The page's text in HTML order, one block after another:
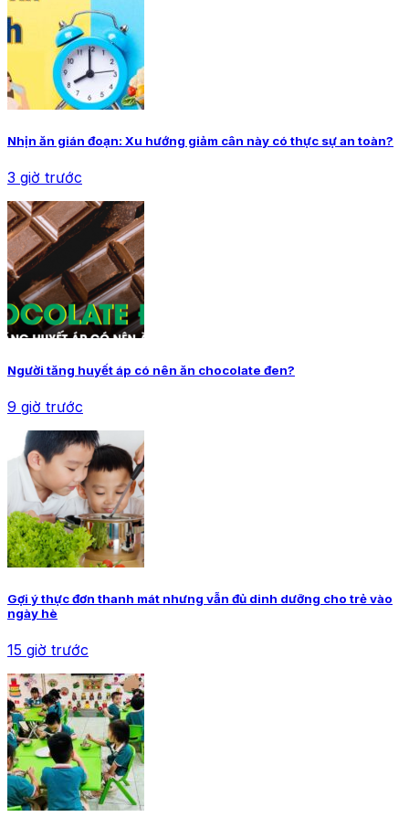
Nhịn ăn gián đoạn: Xu hướng giảm cân này có thực sự an toàn?
3 giờ trước
Người tăng huyết áp có nên ăn chocolate đen?
9 giờ trước
Gợi ý thực đơn thanh mát nhưng vẫn đủ dinh dưỡng cho trẻ vào
ngày hè
15 giờ trước